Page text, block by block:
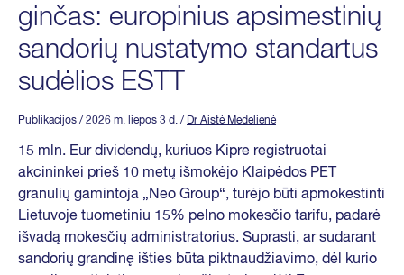
ginčas: europinius apsimestinių
sandorių nustatymo standartus
sudėlios ESTT
Publikacijos / 2026 m. liepos 3 d. / Dr Aistė Medelienė
15 mln. Eur dividendų, kuriuos Kipre registruotai
akcininkei prieš 10 metų išmokėjo Klaipėdos PET
granulių gamintoja „Neo Group“, turėjo būti apmokestinti
Lietuvoje tuometiniu 15% pelno mokesčio tarifu, padarė
išvadą mokesčių administratorius. Suprasti, ar sudarant
sandorių grandinę išties būta piktnaudžiavimo, dėl kurio